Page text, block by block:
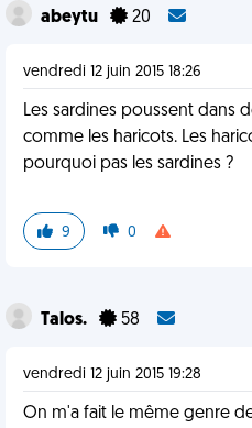
abeytu 20
vendredi 12 juin 2015 18:26
Les sardines poussent dans
comme les haricots. Les
pourquoi pas les sardines ?
9 0
Talos. 58
vendredi 12 juin 2015 19:28
On m'a fait le même genre